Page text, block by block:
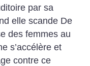
par sa
elle scande De
des femmes au
s’accélère et
contre ce